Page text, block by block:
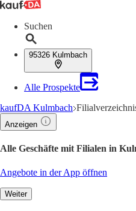
Suchen
95326 Kulmbach
Alle Prospekte
kaufDA Kulmbach
Anzeigen
Alle Geschäfte mit Filialen in
Angebote in der App öffnen
Weiter